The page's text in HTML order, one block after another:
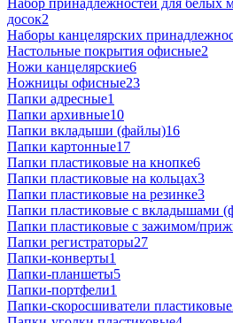
Набор принадлежностей для белых
досок2
Наборы канцелярских
Настольные покрытия офисные2
Ножи канцелярские6
Ножницы офисные23
Папки адресные1
Папки архивные10
Папки вкладыши (файлы)16
Папки картонные17
Папки пластиковые на кнопке6
Папки пластиковые на кольцах3
Папки пластиковые на резинке3
Папки пластиковые с вкладышами
Папки пластиковые с зажимом/
Папки регистраторы27
Папки-конверты1
Папки-планшеты5
Папки-портфели1
Папки-скоросшиватели пластиковые